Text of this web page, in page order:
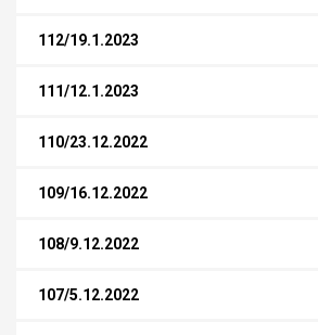
112/19.1.2023
111/12.1.2023
110/23.12.2022
109/16.12.2022
108/9.12.2022
107/5.12.2022